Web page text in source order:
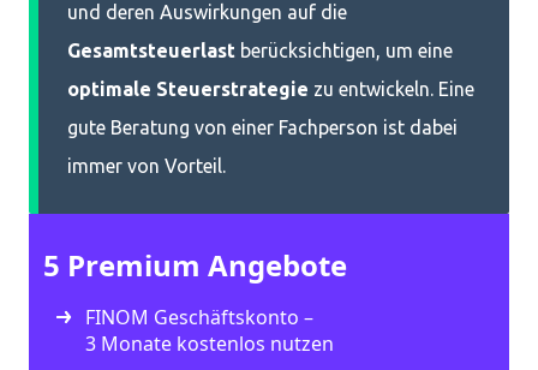
und deren Auswirkungen auf die
Gesamtsteuerlast berücksichtigen, um eine
optimale Steuerstrategie zu entwickeln. Eine
gute Beratung von einer Fachperson ist dabei
immer von Vorteil.
5 Premium Angebote
FINOM Geschäftskonto –
3 Monate kostenlos nutzen